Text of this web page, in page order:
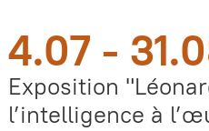
4.07 -
Exposition
l’intelligence à